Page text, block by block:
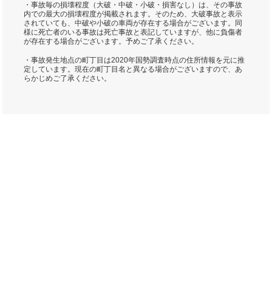
・事故毎の損壊程度（大破・中破・小破・損害なし）は、その事故
内での最大の損壊程度が掲載されます。そのため、大破事故と表示
されていても、中破や小破の車両が存在する場合がございます。同
様に死亡者のいる事故は死亡事故と表記していますが、他に負傷者
が存在する場合がございます。予めご了承ください。
・事故発生地点の町丁目は2020年国勢調査時点の住所情報を元に推
定しています。現在の町丁目名と異なる場合がございますので、あ
らかじめご了承ください。